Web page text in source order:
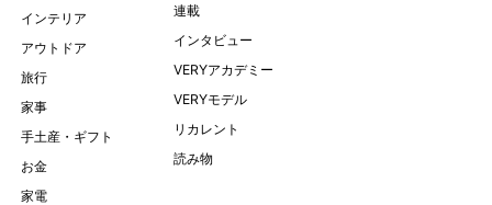
インテリア
アウトドア
旅行
家事
手土産・ギフト
お金
家電
連載
インタビュー
VERYアカデミー
VERYモデル
リカレント
読み物